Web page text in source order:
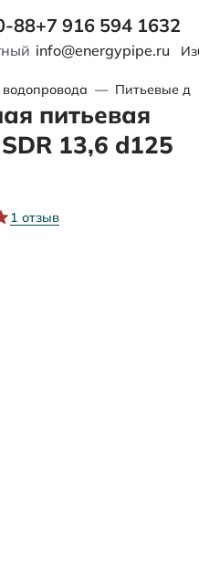
88+7 916 594 1632
info@energypipe.ru
— Питьевые
питьевая
13,6 d125
1 отзыв